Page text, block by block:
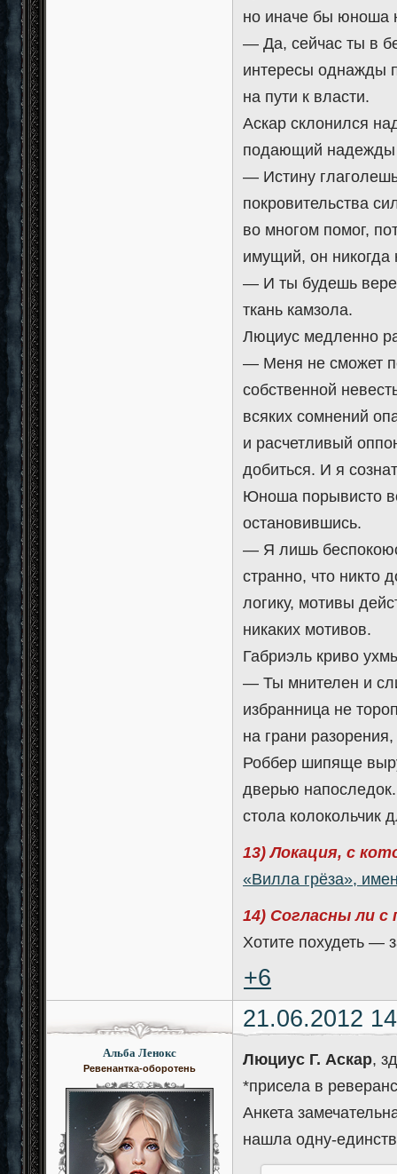
но иначе бы юноша
— Да, сейчас ты в
интересы однажды
на пути к власти.
Аскар склонился
подающий надежды
— Истину
покровительства
во многом помог,
имущий, он никогда
— И ты будешь
ткань камзола.
Люциус медленно
— Меня не сможет
собственной
всяких сомнений
и расчетливый
добиться. И я
Юноша порывисто
остановившись.
— Я лишь
странно, что никто
логику, мотивы
никаких мотивов.
Габриэль криво
— Ты мнителен и
избранница не
на грани
Роббер шипяще
дверью
стола колокольчик
13) Локация, с
«Вилла грёза»,
14) Согласны ли с
Хотите похудеть —
+6
21.06.2012
Альба Ленокс
Ревенантка-оборотень
Люциус Г. Аскар,
*присела в
Анкета
нашла одну-